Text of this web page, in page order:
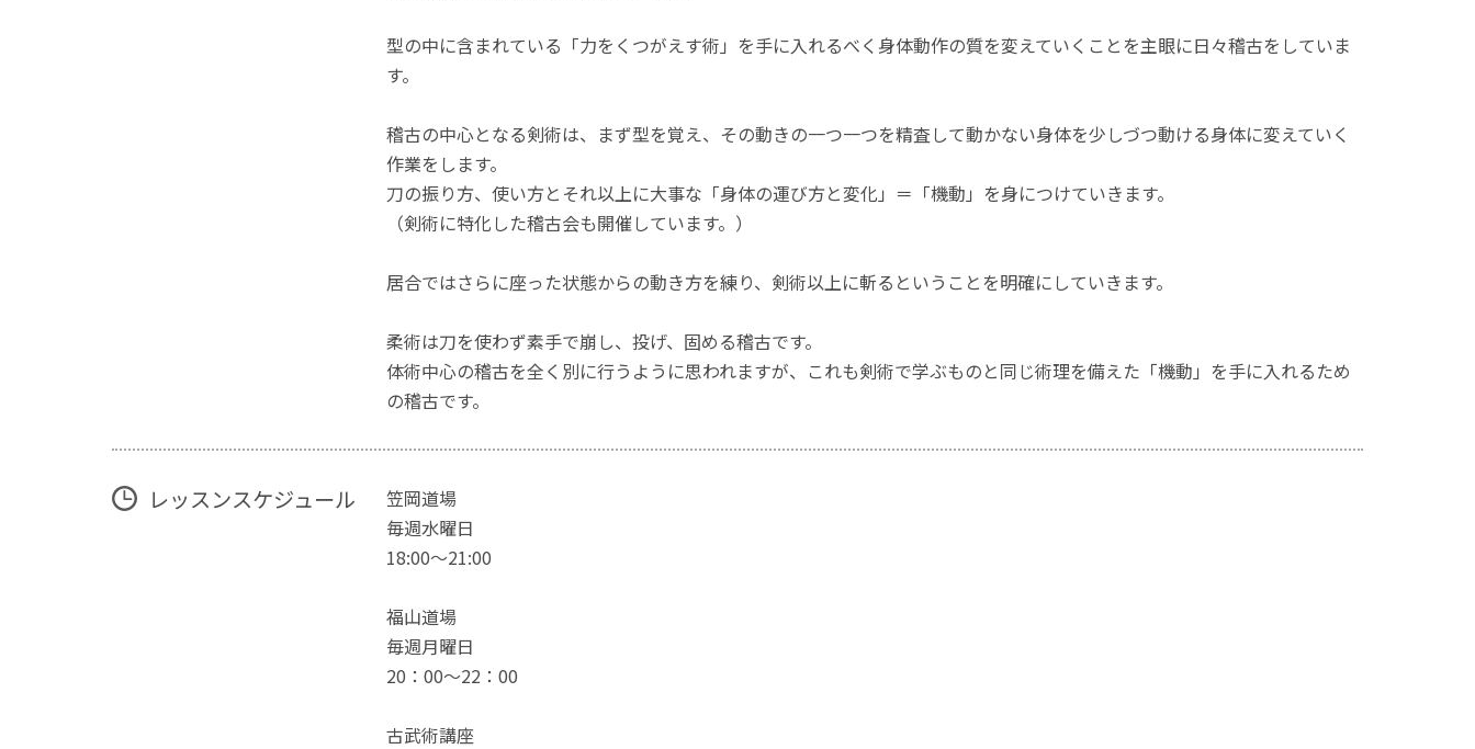
型の中に含まれている「力をくつがえす術」を手に入れるべく身体動作の質を変えていくことを主眼に日々稽古をしていま
す。
稽古の中心となる剣術は、まず型を覚え、その動きの一つ一つを精査して動かない身体を少しづつ動ける身体に変えていく
作業をします。
刀の振り方、使い方とそれ以上に大事な「身体の運び方と変化」＝「機動」を身につけていきます。
（剣術に特化した稽古会も開催しています。）
居合ではさらに座った状態からの動き方を練り、剣術以上に斬るということを明確にしていきます。
柔術は刀を使わず素手で崩し、投げ、固める稽古です。
体術中心の稽古を全く別に行うように思われますが、これも剣術で学ぶものと同じ術理を備えた「機動」を手に入れるため
の稽古です。
レッスンスケジュール
笠岡道場
毎週水曜日
18:00～21:00
福山道場
毎週月曜日
​20：00～22：00
古武術講座